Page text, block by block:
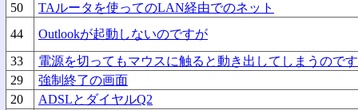
50
TAルータを使ってのLAN経由でのネット
44
Outlookが起動しないのですが
33
電源を切ってもマウスに触ると動き出してしまうので
29
強制終了の画面
20
ADSLとダイヤルQ2